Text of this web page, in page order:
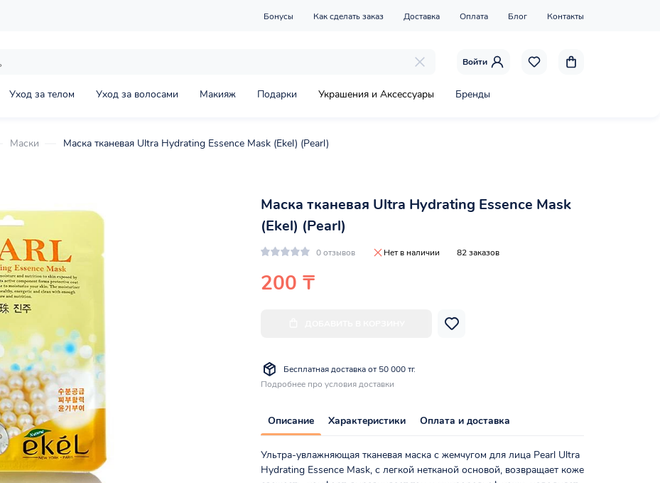
Бонусы Как сделать заказ Доставка Оплата Блог Контакты
Войти
Уход за телом Уход за волосами Макияж Подарки Украшения и Аксессуары Бренды
Маски Маска тканевая Ultra Hydrating Essence Mask (Ekel) (Pearl)
Маска тканевая Ultra Hydrating Essence Mask
(Ekel) (Pearl)
0 отзывов Нет в наличии 82 заказов
200 ₸
Бесплатная доставка от 50 000 тг.
Подробнее про условия доставки
Описание Характеристики Оплата и доставка
Ультра-увлажняющая тканевая маска с жемчугом для лица Pearl Ultra
Hydrating Essence Mask, с легкой нетканой основой, возвращает коже